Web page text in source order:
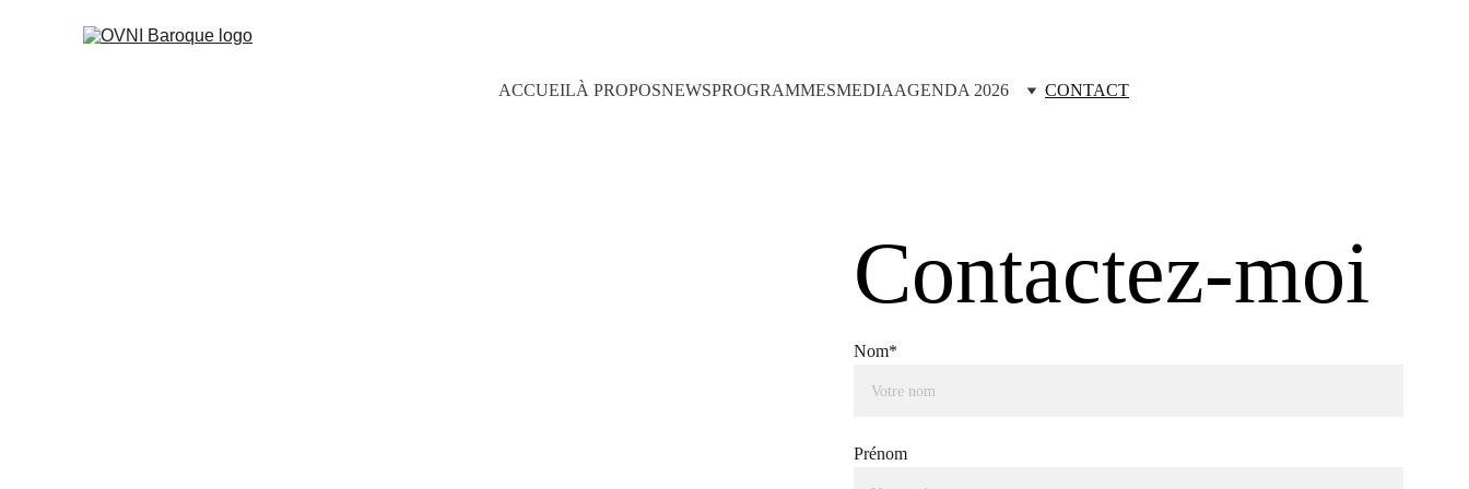
ACCUEILÀ PROPOSNEWSPROGRAMMESMEDIAAGENDA 2026 CONTACT
Contactez-moi
Nom*
Prénom